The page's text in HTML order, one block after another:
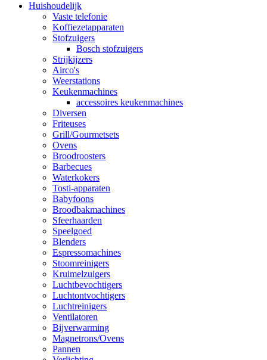
Huishoudelijk
Vaste telefonie
Koffiezetapparaten
Stofzuigers
Bosch stofzuigers
Strijkijzers
Airco's
Weerstations
Keukenmachines
accessoires keukenmachines
Diversen
Friteuses
Grill/Gourmetsets
Ovens
Broodroosters
Barbecues
Waterkokers
Tosti-apparaten
Babyfoons
Broodbakmachines
Sfeerhaarden
Speelgoed
Blenders
Espressomachines
Stoomreinigers
Kruimelzuigers
Luchtbevochtigers
Luchtontvochtigers
Luchtreinigers
Ventilatoren
Bijverwarming
Magnetrons/Ovens
Pannen